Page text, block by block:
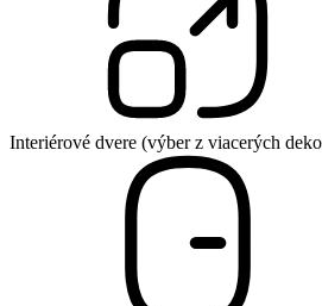
Interiérové dvere (výber z viacerých